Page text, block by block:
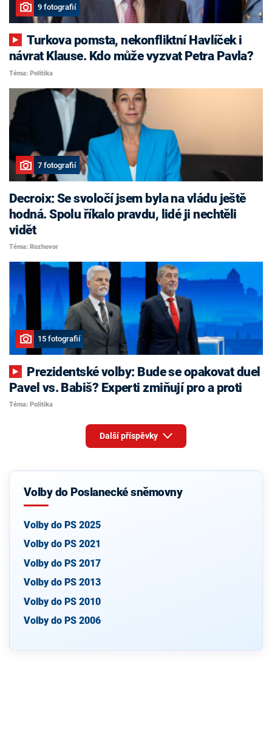
9 fotografií
Turkova pomsta, nekonfliktní Havlíček i
návrat Klause. Kdo může vyzvat Petra Pavla?
Téma: Politika
7 fotografií
Decroix: Se svoločí jsem byla na vládu ještě
hodná. Spolu říkalo pravdu, lidé ji nechtěli
vidět
Téma: Rozhovor
15 fotografií
Pavel vs. Babiš? Experti zmiňují pro a proti
Téma: Politika
Další příspěvky
Volby do Poslanecké sněmovny
Volby do PS 2025
Volby do PS 2021
Volby do PS 2017
Volby do PS 2013
Volby do PS 2010
Volby do PS 2006